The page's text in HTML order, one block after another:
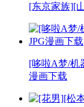
[东京家族][
[哆啦A梦/机
漫画下载